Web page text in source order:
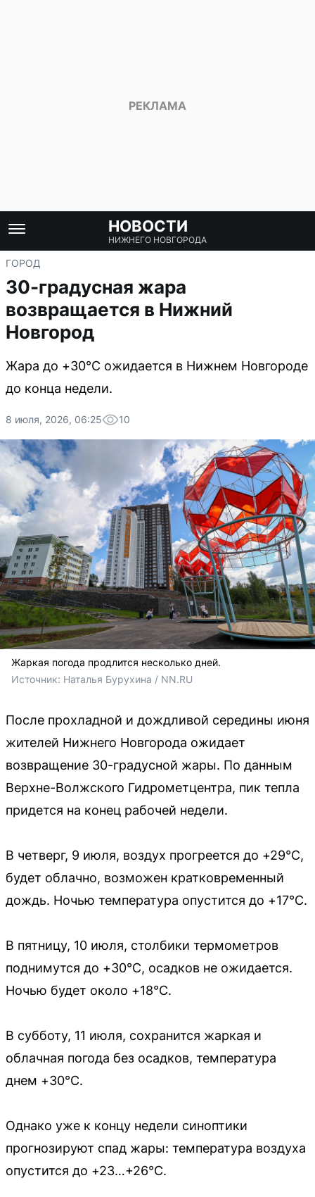
НОВОСТИ
НИЖНЕГО НОВГОРОДА
ГОРОД
30-градусная жара
возвращается в Нижний
Новгород
Жара до +30°C ожидается в Нижнем Новгороде
до конца недели.
8 июля, 2026, 06:25 10
Жаркая погода продлится несколько дней.
Источник: Наталья Бурухина / NN.RU
После прохладной и дождливой середины июня
жителей Нижнего Новгорода ожидает
возвращение 30-градусной жары. По данным
Верхне-Волжского Гидрометцентра, пик тепла
придется на конец рабочей недели.
В четверг, 9 июля, воздух прогреется до +29°C,
будет облачно, возможен кратковременный
дождь. Ночью температура опустится до +17°C.
В пятницу, 10 июля, столбики термометров
поднимутся до +30°C, осадков не ожидается.
Ночью будет около +18°C.
В субботу, 11 июля, сохранится жаркая и
облачная погода без осадков, температура
днем +30°C.
Однако уже к концу недели синоптики
прогнозируют спад жары: температура воздуха
опустится до +23…+26°C.